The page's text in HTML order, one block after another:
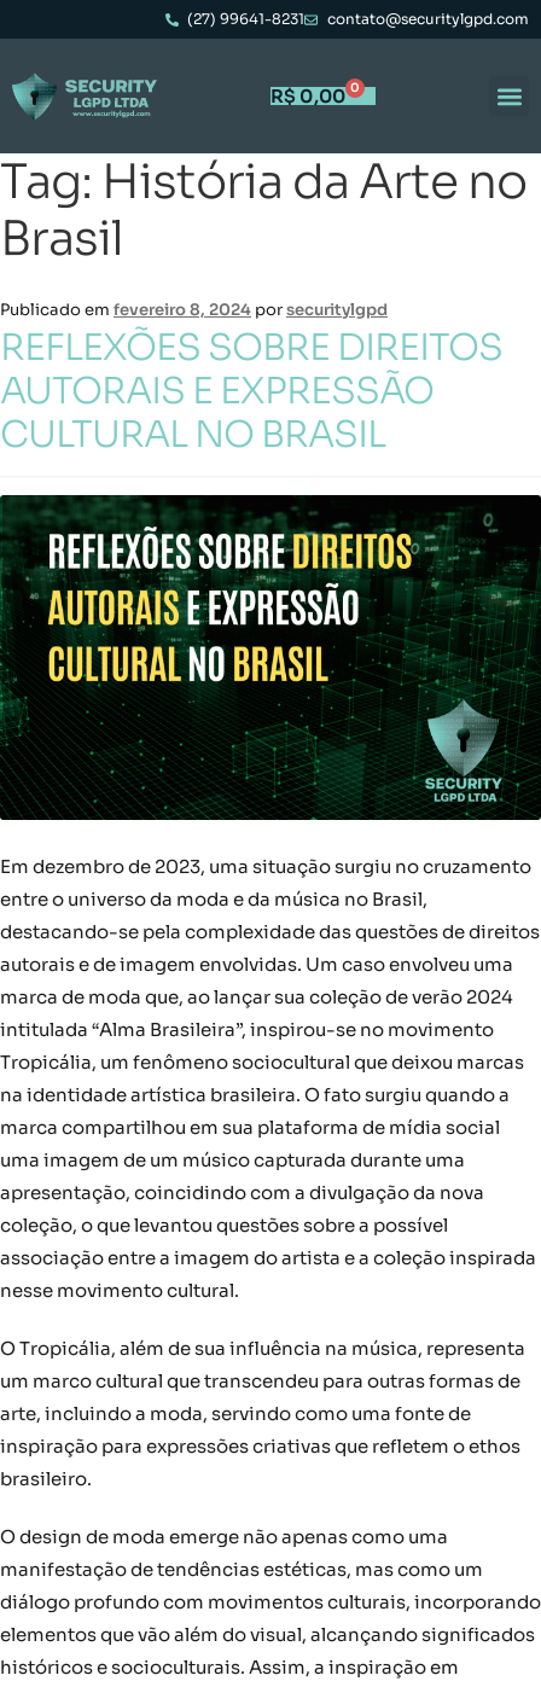
(27) 99641-8231 contato@securitylgpd.com
R$ 0,00 0
Tag: História da Arte no
Brasil
Publicado em fevereiro 8, 2024 porsecuritylgpd
REFLEXÕES SOBRE DIREITOS
AUTORAIS E EXPRESSÃO
CULTURAL NO BRASIL
Em dezembro de 2023, uma situação surgiu no cruzamento
entre o universo da moda e da música no Brasil,
destacando-se pela complexidade das questões de direitos
autorais e de imagem envolvidas. Um caso envolveu uma
marca de moda que, ao lançar sua coleção de verão 2024
intitulada “Alma Brasileira”, inspirou-se no movimento
Tropicália, um fenômeno sociocultural que deixou marcas
na identidade artística brasileira. O fato surgiu quando a
marca compartilhou em sua plataforma de mídia social
uma imagem de um músico capturada durante uma
apresentação, coincidindo com a divulgação da nova
coleção, o que levantou questões sobre a possível
associação entre a imagem do artista e a coleção inspirada
nesse movimento cultural.
O Tropicália, além de sua influência na música, representa
um marco cultural que transcendeu para outras formas de
arte, incluindo a moda, servindo como uma fonte de
inspiração para expressões criativas que refletem o ethos
brasileiro.
O design de moda emerge não apenas como uma
manifestação de tendências estéticas, mas como um
diálogo profundo com movimentos culturais, incorporando
elementos que vão além do visual, alcançando significados
históricos e socioculturais. Assim, a inspiração em